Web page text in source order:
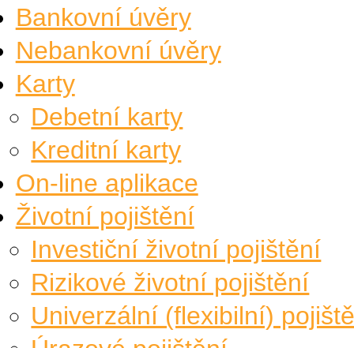
Bankovní úvěry
Nebankovní úvěry
Karty
Debetní karty
Kreditní karty
On-line aplikace
Životní pojištění
Investiční životní pojištění
Rizikové životní pojištění
Univerzální (flexibilní)